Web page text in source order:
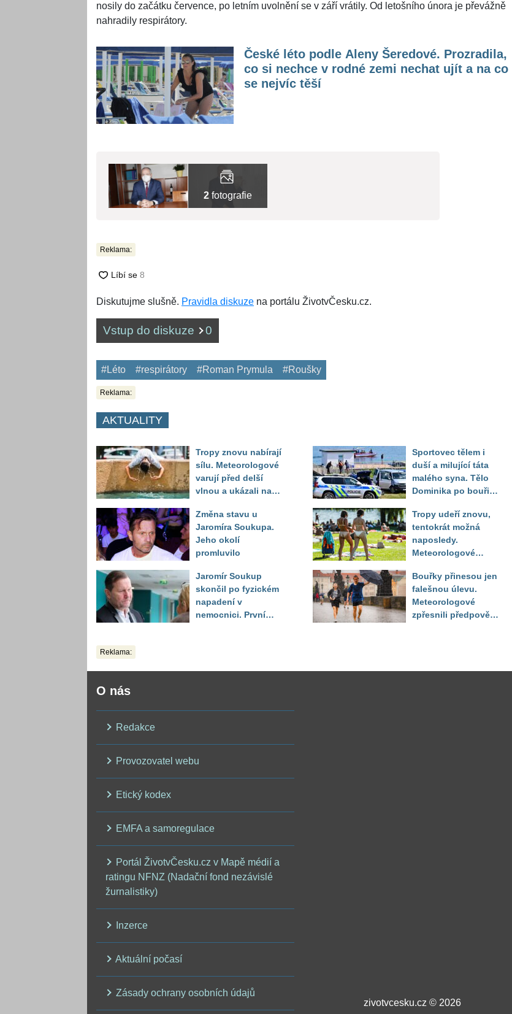
nosily do začátku července, po letním uvolnění se v září vrátily. Od letošního února je převážně
nahradily respirátory.
České léto podle Aleny Šeredové. Prozradila,
co si nechce v rodné zemi nechat ujít a na co
se nejvíc těší
2 fotografie
Reklama:
Diskutujme slušně. Pravidla diskuze na portálu ŽivotvČesku.cz.
Vstup do diskuze 0
#Léto #respirátory #Roman Prymula #Roušky
Reklama:
AKTUALITY
Tropy znovu nabírají
sílu. Meteorologové
varují před delší
vlnou a ukázali na
bude nejhorší
Změna stavu u
Jaromíra Soukupa.
Jeho okolí
promluvilo
Jaromír Soukup
skončil po fyzickém
napadení v
nemocnici. První
Sportovec tělem i
duší a milující táta
malého syna. Tělo
Dominika po bouři
až druhý den
Tropy udeří znovu,
tentokrát možná
naposledy.
Meteorologové
do září
Bouřky přinesou jen
falešnou úlevu.
Meteorologové
zpřesnili předpověď
Reklama:
O nás
Redakce
Provozovatel webu
Etický kodex
EMFA a samoregulace
Portál ŽivotvČesku.cz v Mapě médií a
ratingu NFNZ (Nadační fond nezávislé
žurnalistiky)
Inzerce
Aktuální počasí
Zásady ochrany osobních údajů
zivotvcesku.cz © 2026